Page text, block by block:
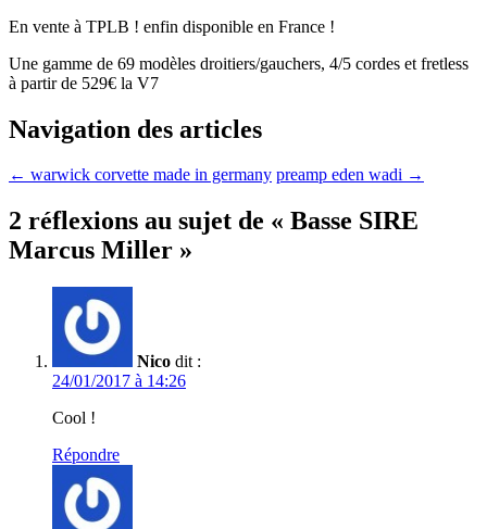
En vente à TPLB ! enfin disponible en France !
Une gamme de 69 modèles droitiers/gauchers, 4/5 cordes et fretless
à partir de 529€ la V7
Navigation des articles
← warwick corvette made in germany preamp eden wadi →
2 réflexions au sujet de « Basse SIRE
Marcus Miller »
Nico dit :
24/01/2017 à 14:26
Cool !
Répondre